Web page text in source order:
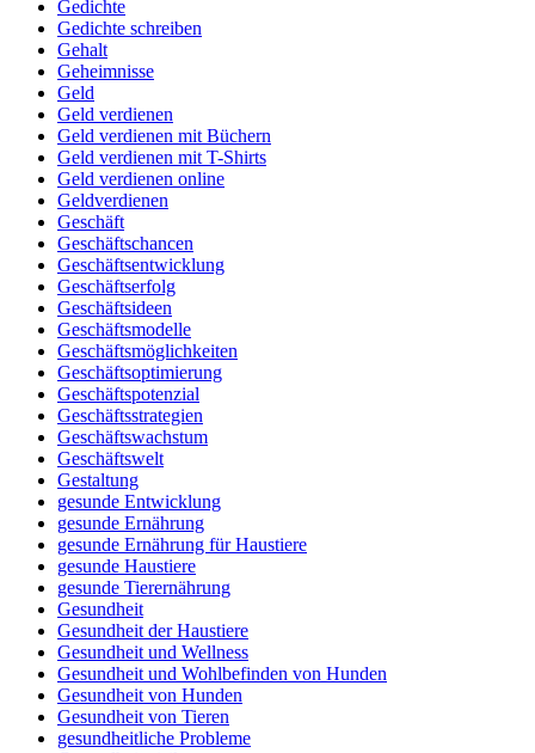
Gedichte
Gedichte schreiben
Gehalt
Geheimnisse
Geld
Geld verdienen
Geld verdienen mit Büchern
Geld verdienen mit T-Shirts
Geld verdienen online
Geldverdienen
Geschäft
Geschäftschancen
Geschäftsentwicklung
Geschäftserfolg
Geschäftsideen
Geschäftsmodelle
Geschäftsmöglichkeiten
Geschäftsoptimierung
Geschäftspotenzial
Geschäftsstrategien
Geschäftswachstum
Geschäftswelt
Gestaltung
gesunde Entwicklung
gesunde Ernährung
gesunde Ernährung für Haustiere
gesunde Haustiere
gesunde Tierernährung
Gesundheit
Gesundheit der Haustiere
Gesundheit und Wellness
Gesundheit und Wohlbefinden von Hunden
Gesundheit von Hunden
Gesundheit von Tieren
gesundheitliche Probleme